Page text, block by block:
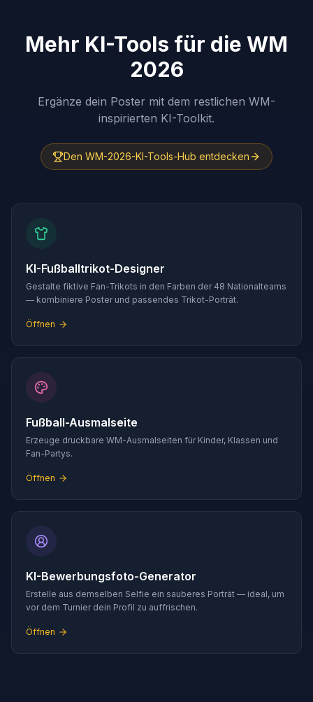
Mehr KI-Tools für die WM
2026
Ergänze dein Poster mit dem restlichen WM-
inspirierten KI-Toolkit.
Den WM-2026-KI-Tools-Hub entdecken
KI-Fußballtrikot-Designer
Gestalte fiktive Fan-Trikots in den Farben der 48 Nationalteams
— kombiniere Poster und passendes Trikot-Porträt.
Öffnen
Fußball-Ausmalseite
Erzeuge druckbare WM-Ausmalseiten für Kinder, Klassen und
Fan-Partys.
Öffnen
KI-Bewerbungsfoto-Generator
Erstelle aus demselben Selfie ein sauberes Porträt — ideal, um
vor dem Turnier dein Profil zu auffrischen.
Öffnen